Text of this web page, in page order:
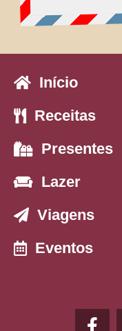
Início
Receitas
Presentes
Lazer
Viagens
Eventos